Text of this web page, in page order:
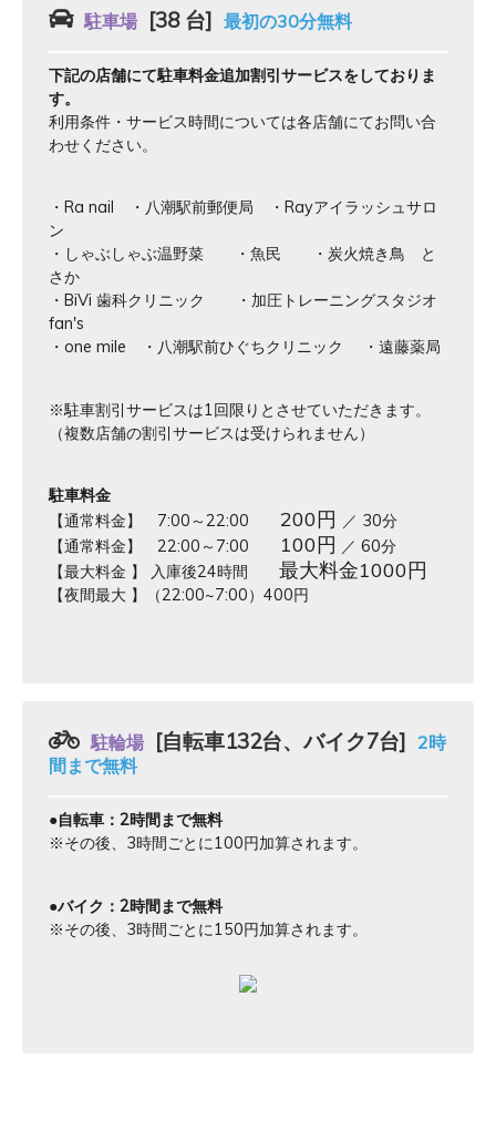
駐車場 [38 台] 最初の30分無料
下記の店舗にて駐車料金追加割引サービスをしておりま
す。
利用条件・サービス時間については各店舗にてお問い合
わせください。
・Ra nail ・八潮駅前郵便局 ・Rayアイラッシュサロ
ン
・しゃぶしゃぶ温野菜 ・魚民 ・炭火焼き鳥 と
さか
・BiVi 歯科クリニック ・加圧トレーニングスタジオ
fan's
・one mile ・八潮駅前ひぐちクリニック ・遠藤薬局
※駐車割引サービスは1回限りとさせていただきます。
（複数店舗の割引サービスは受けられません）
駐車料金
【通常料金】 7:00～22:00 200円 ／ 30分
【通常料金】 22:00～7:00
100円 ／ 60分
【最大料金 】 入庫後24時間 最大料金1000円
【夜間最大 】（22:00~7:00）400円
駐輪場 [自転車132台、バイク7台] 2時
間まで無料
●自転車：2時間まで無料
※その後、3時間ごとに100円加算されます。
●バイク：2時間まで無料
※その後、3時間ごとに150円加算されます。